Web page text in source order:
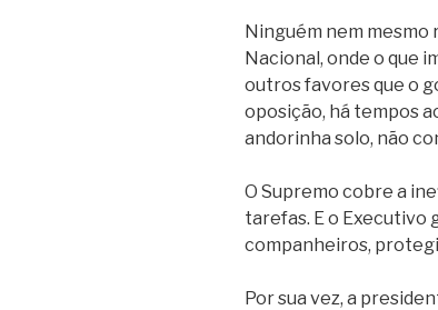
Ninguém nem mesmo
Nacional, onde o que
outros favores que o
oposição, há tempos
andorinha solo, não
O Supremo cobre a
tarefas. E o Executivo
companheiros,
Por sua vez, a